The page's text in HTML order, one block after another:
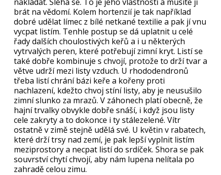
brát na vědomí. Kolem hortenzií je tak například
dobré udělat límec z bílé netkané textilie a pak jí vnu
vycpat listím. Tenhle postup se dá uplatnit u celé
řady dalších choulostivých keřů a i u některých
vytrvalých peren, které potřebují zimní kryt. Listí se
také dobře kombinuje s chvojí, protože to drží tvar a
větve udrží mezi listy vzduch. U rhododendronů
třeba listí chrání bázi keře a kořeny proti
nachlazení, kdežto chvoj stíní listy, aby je neusušilo
zimní slunko za mrazů. V záhonech platí obecně, že
hajní trvalky obvykle dobře snáší, i když jsou listy
cele zakryty a to dokonce i ty stálezelené. Vítr
ostatně v zimě stejně udělá své. U květin v rabatech,
které drží trsy nad zemí, je pak lepší vyplnit listím
meziprostory a necpat listí do srdíček. Shora se pak
souvrství chytí chvojí, aby nám lupena nelítala po
zahradě celou zimu.